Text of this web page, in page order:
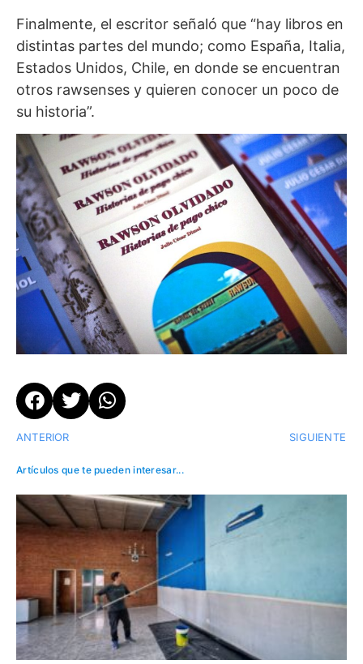
Finalmente, el escritor señaló que “hay libros en
distintas partes del mundo; como España, Italia,
Estados Unidos, Chile, en donde se encuentran
otros rawsenses y quieren conocer un poco de
su historia”.
ANTERIOR SIGUIENTE
Artículos que te pueden interesar...